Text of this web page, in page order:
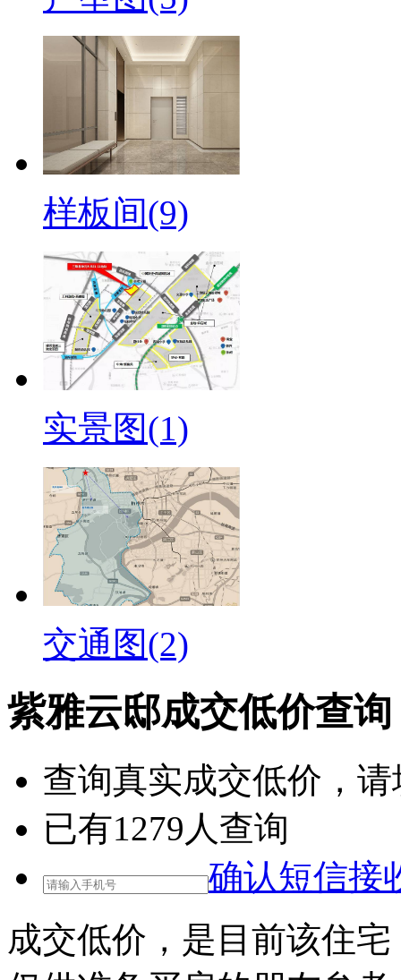
样板间(9)
实景图(1)
交通图(2)
紫雅云邸成交低价查询
查询真实成交低价 ，
已有1279 人查询
确认短信接
成交低价，是目前该住